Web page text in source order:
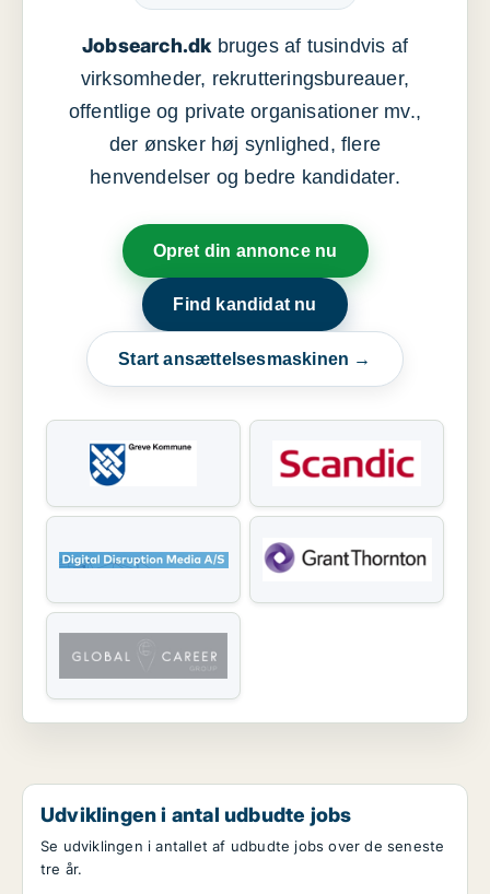
Jobsearch.dkbruges af tusindvis af
virksomheder, rekrutteringsbureauer,
offentlige og private organisationer mv.,
der ønsker høj synlighed, flere
henvendelser og bedre kandidater.
Opret din annonce nu
Find kandidat nu
Start ansættelsesmaskinen →
Udviklingen i antal udbudte jobs
Se udviklingen i antallet af udbudte jobs over de seneste
tre år.